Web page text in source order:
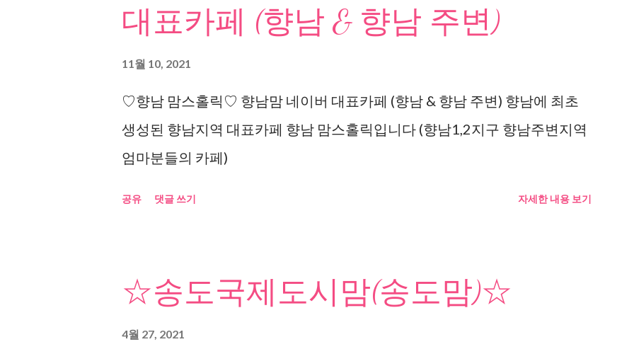
대표카페 (향남 & 향남 주변)
11월 10, 2021
♡향남 맘스홀릭♡ 향남맘 네이버 대표카페 (향남 & 향남 주변) 향남에 최초
생성된 향남지역 대표카페 향남 맘스홀릭입니다 (향남1,2지구 향남주변지역
엄마분들의 카페)
공유 댓글 쓰기 자세한 내용 보기
☆송도국제도시맘(송도맘)☆
4월 27, 2021